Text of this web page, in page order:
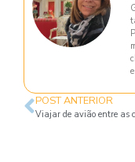
POST ANTERIOR